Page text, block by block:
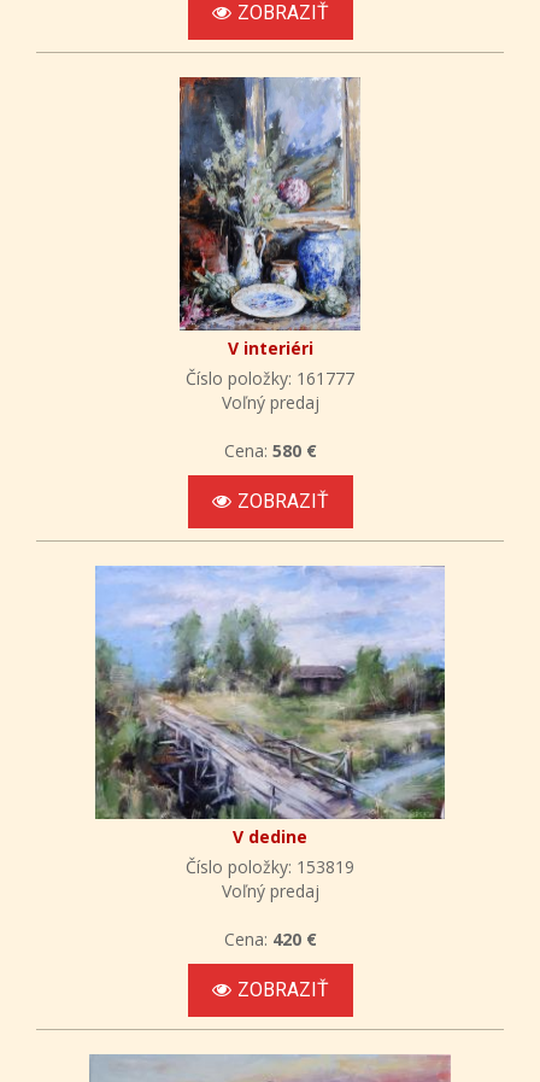
ZOBRAZIŤ
V interiéri
Číslo položky: 161777
Voľný predaj
Cena: 580 €
ZOBRAZIŤ
V dedine
Číslo položky: 153819
Voľný predaj
Cena: 420 €
ZOBRAZIŤ